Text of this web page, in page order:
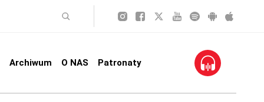
Archiwum O NAS Patronaty